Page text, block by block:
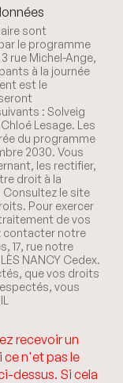
sont
le programme
rue Michel-Ange,
à la journée
est le
: Solveig
Lesage. Les
du programme
2030. Vous
les rectifier,
droit à la
le site
Pour exercer
de vos
contacter notre
17, rue notre
NANCY Cedex.
que vos droits
vous
recevoir un
ce n'et pas le
dessus. Si cela